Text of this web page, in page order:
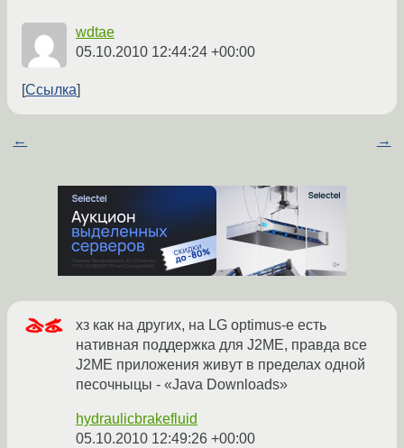
wdtae
05.10.2010 12:44:24 +00:00
Ссылка
← →
хз как на других, на LG optimus-е есть
нативная поддержка для J2ME, правда все
J2ME приложения живут в пределах одной
песочныцы - «Java Downloads»
hydraulicbrakefluid
05.10.2010 12:49:26 +00:00